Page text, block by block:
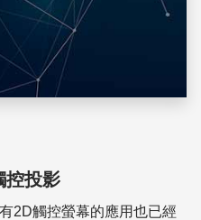
控投影
2D觸控螢幕的應用也已經